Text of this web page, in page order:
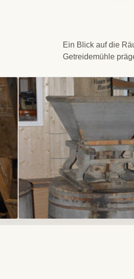
Ein Blick auf die
Getreidemühle